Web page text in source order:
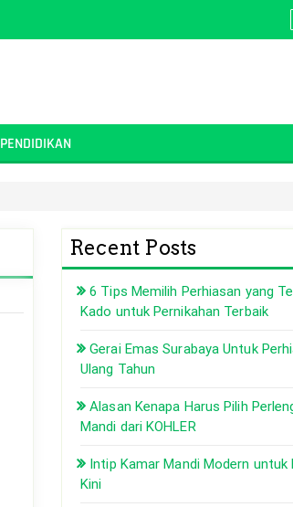
PENDIDIKAN
Recent Posts
6 Tips Memilih Perhiasan yang
Kado untuk Pernikahan Terbaik
Gerai Emas Surabaya Untuk
Ulang Tahun
Alasan Kenapa Harus Pilih
Mandi dari KOHLER
Intip Kamar Mandi Modern untuk
Kini